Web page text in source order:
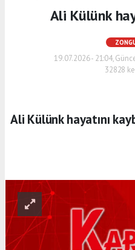
Ali Külünk
19.07.2026 - 21:04,
32828
Ali Külünk hayatını